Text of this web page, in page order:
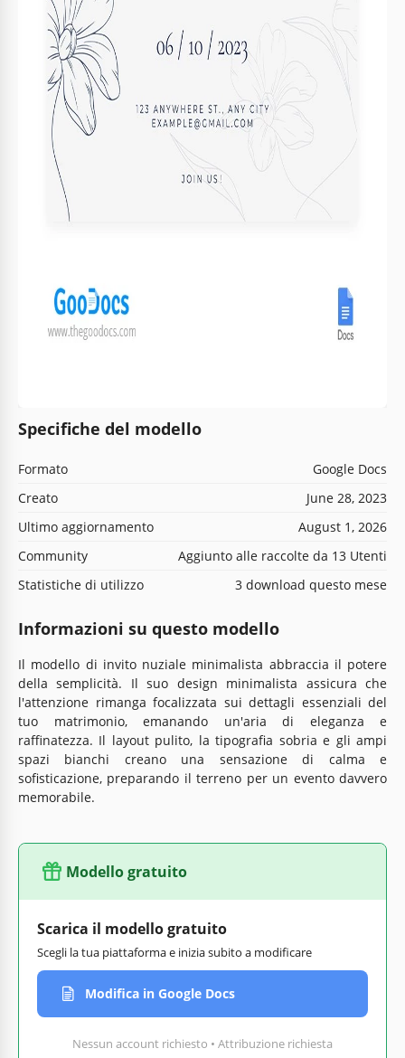
Specifiche del modello
Formato
Google Docs
Creato
June 28, 2023
Ultimo aggiornamento
August 1, 2026
Community
Aggiunto alle raccolte da 13 Utenti
Statistiche di utilizzo
3 download questo mese
Informazioni su questo modello
Il modello di invito nuziale minimalista abbraccia il potere
della semplicità. Il suo design minimalista assicura che
l'attenzione rimanga focalizzata sui dettagli essenziali del
tuo matrimonio, emanando un'aria di eleganza e
raffinatezza. Il layout pulito, la tipografia sobria e gli ampi
spazi bianchi creano una sensazione di calma e
sofisticazione, preparando il terreno per un evento davvero
memorabile.
Modello gratuito
Scarica il modello gratuito
Scegli la tua piattaforma e inizia subito a modificare
Modifica in Google Docs
Nessun account richiesto • Attribuzione richiesta